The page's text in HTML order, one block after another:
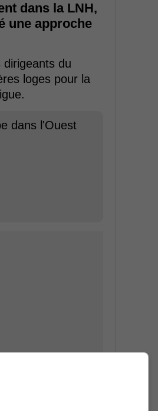
dans la LNH,
une approche
du
loges pour la
dans l'Ouest